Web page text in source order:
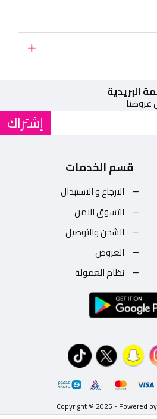
البريدية
عروضنا
إشتراك
قسم الخدمات
الارجاع و الاستبدال
التسوق الآمن
الشحن والتوصيل
العروض
نظام العمولة
Copyright © 2025